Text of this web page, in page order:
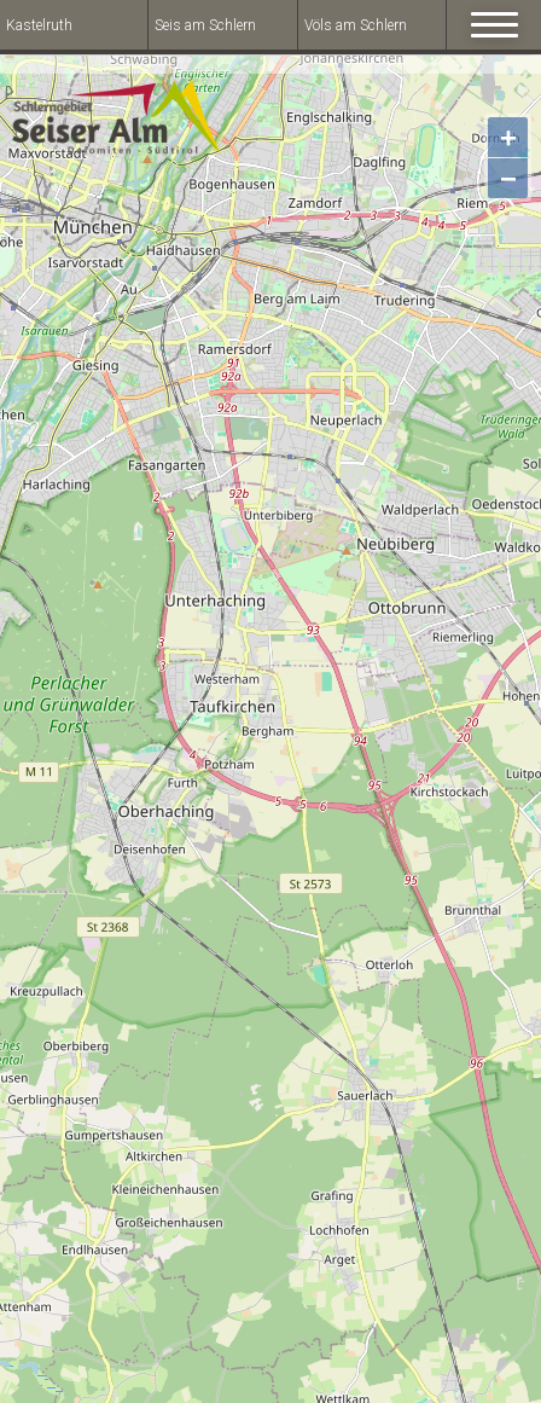
Kastelruth Seis am Schlern Völs am Schlern
+
−